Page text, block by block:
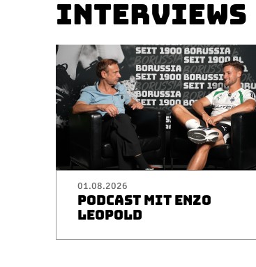
INTERVIEWS
01.08.2026
PODCAST MIT ENZO
LEOPOLD